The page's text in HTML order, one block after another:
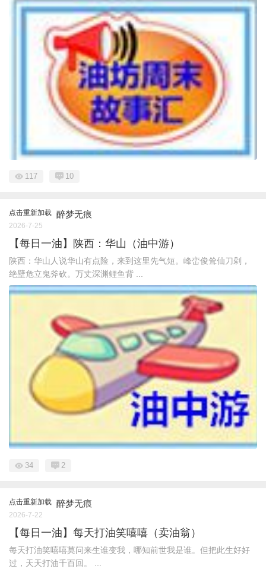
117 10
点击重新加载 醉梦无痕
2026-7-25
【每日一油】陕西：华山（油中游）
陕西：华山人说华山有点险，来到这里先气短。峰峦俊耸仙刀剁，
绝壁危立鬼斧砍。万丈深渊鲤鱼背 ...
34 2
点击重新加载 醉梦无痕
2026-7-22
【每日一油】每天打油笑嘻嘻（卖油翁）
每天打油笑嘻嘻莫问来生谁变我，哪知前世我是谁。但把此生好好
过，天天打油千百回。 ...